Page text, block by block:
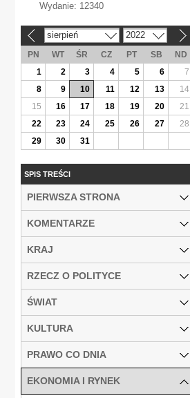
Wydanie: 12340
sierpień 2022
PN WT ŚR CZ PT SB
ND
1
2 3 4 5 6
7
8
9 10 11 12 13
14
15
16 17 18 19 20
21
22
23 24 25 26 27
28
29
30 31
SPIS TREŚCI
PIERWSZA STRONA
KOMENTARZE
KRAJ
RZECZ O POLITYCE
ŚWIAT
KULTURA
PRAWO CO DNIA
EKONOMIA I RYNEK